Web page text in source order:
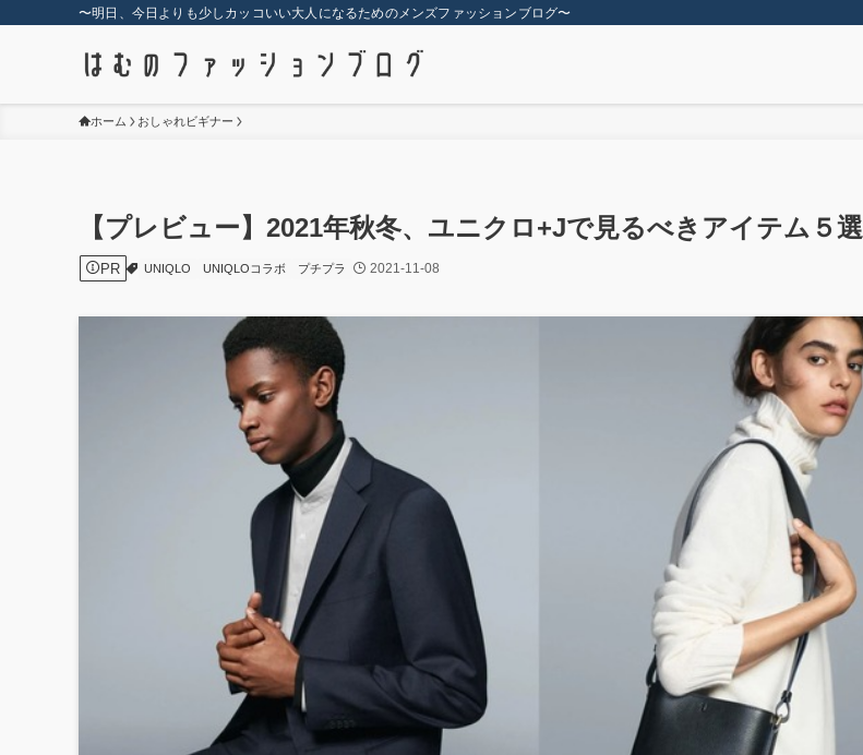
〜明日、今日よりも少しカッコいい大人になるためのメンズファッションブログ〜
ホーム おしゃれビギナー
【プレビュー】2021年秋冬、ユニクロ+Jで見るべきアイテム５選
PR UNIQLO UNIQLOコラボ プチプラ 2021-11-08